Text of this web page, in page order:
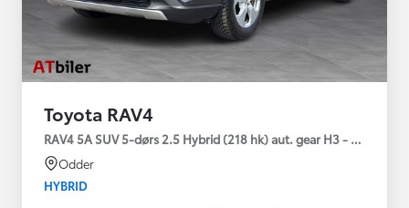
Toyota RAV4
RAV4 5A SUV 5-dørs 2.5 Hybrid (218 hk) aut. gear H3 - Comfort
Odder
HYBRID